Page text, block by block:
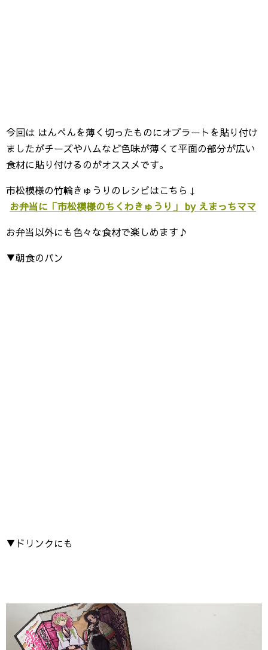
今回は はんぺんを薄く切ったものにオブラートを貼り付け
ましたがチーズやハムなど色味が薄くて平面の部分が広い
食材に貼り付けるのがオススメです。
市松模様の竹輪きゅうりのレシピはこちら↓
お弁当に「市松模様のちくわきゅうり」 by えまっちママ
お弁当以外にも色々な食材で楽しめます♪
▼朝食のパン
▼ドリンクにも